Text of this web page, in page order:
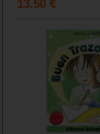
13.50 €